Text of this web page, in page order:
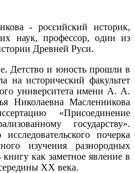
- российский историк,
наук, профессор, один из
Древней Руси.
Детство и юность прошли в
на исторический факультет
университета имени А. А.
Николаевна Масленникова
«Присоединение
государству».
почерка
изучения разнородных
как заметное явление в
XX века.